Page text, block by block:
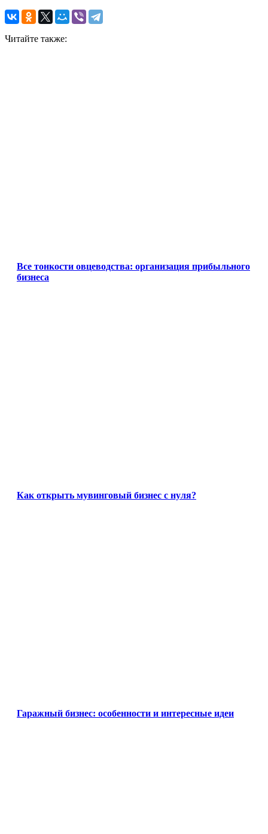
Читайте также:
Все тонкости овцеводства: организация прибыльного
бизнеса
Как открыть мувинговый бизнес с нуля?
Гаражный бизнес: особенности и интересные идеи